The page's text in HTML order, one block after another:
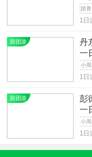
踏青
1日
跟团游
丹
一
小
1日
跟团游
彭
一
小
1日